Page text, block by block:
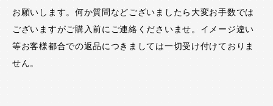
お願いします。何か質問などございましたら大変お手数では
ございますがご購入前にご連絡くださいませ。イメージ違い
等お客様都合での返品につきましては一切受け付けておりま
せん。